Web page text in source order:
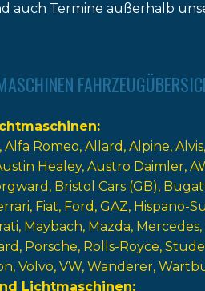
auch Termine außerhalb
Alfa Romeo Allard Alpine Alvis
Healey Austro Daimler
Bristol Cars (GB)
Fiat Ford GAZ Hispano-
Maybach Mazda Mercedes
Porsche Rolls-Royce
Volvo VW Wanderer
Lichtmaschinen